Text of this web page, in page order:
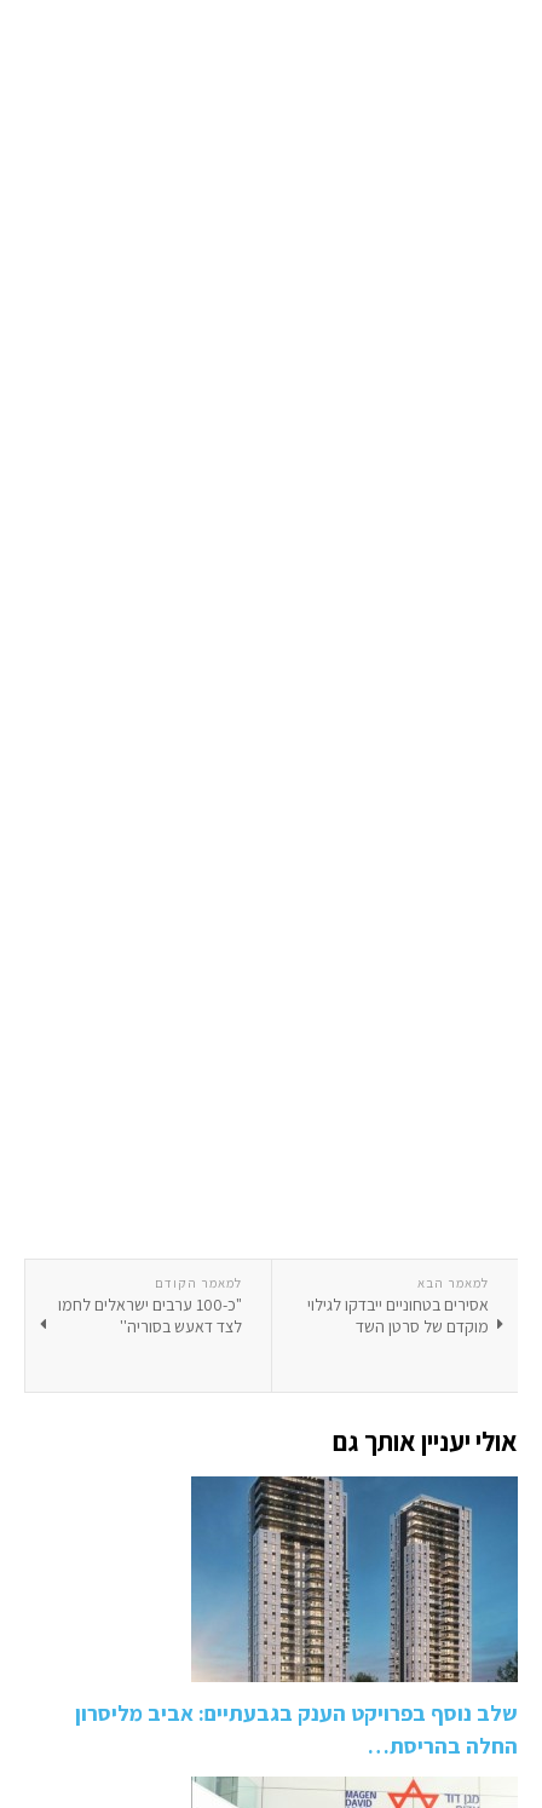
למאמר הקודם
"כ-100 ערבים ישראלים לחמו
לצד דאעש בסוריה''
למאמר הבא
אסירים בטחוניים ייבדקו לגילוי
מוקדם של סרטן השד
אולי יעניין אותך גם
שלב נוסף בפרויקט הענק בגבעתיים: אביב מליסרון
החלה בהריסת…